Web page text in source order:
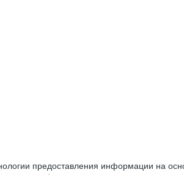
предоставления информации на